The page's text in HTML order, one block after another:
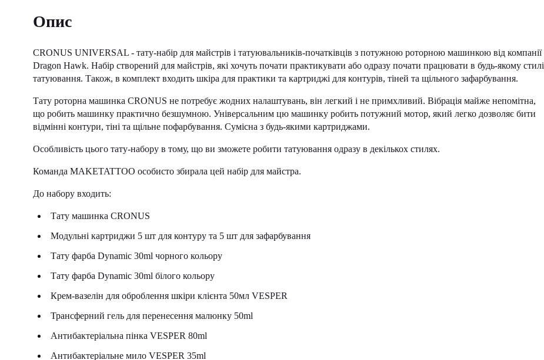
Опис
CRONUS UNIVERSAL - тату-набір для майстрів і татуювальників-початківців з потужною роторною машинкою від компанії
Dragon Hawk. Набір створений для майстрів, які хочуть почати практикувати або одразу почати працювати в будь-якому стилі
татуювання. Також, в комплект входить шкіра для практики та картриджі для контурів, тіней та щільного зафарбування.
Тату роторна машинка CRONUS не потребує жодних налаштувань, він легкий і не примхливий. Вібрація майже непомітна,
що робить машинку практично безшумною. Універсальним цю машинку робить потужний мотор, який легко дозволяє бити
відмінні контури, тіні та щільне пофарбування. Сумісна з будь-якими картриджами.
Особливість цього тату-набору в тому, що ви зможете робити татуювання одразу в декількох стилях.
Команда MAKETATTOO особисто збирала цей набір для майстра.
До набору входить:
Тату машинка CRONUS
Модульні картриджи 5 шт для контуру та 5 шт для зафарбування
Тату фарба Dynamic 30ml чорного кольору
Тату фарба Dynamic 30ml білого кольору
Крем-вазелін для оброблення шкіри клієнта 50мл VESPER
Трансферний гель для перенесення малюнку 50ml
Антибактеріальна пінка VESPER 80ml
Антибактеріальне мило VESPER 35ml